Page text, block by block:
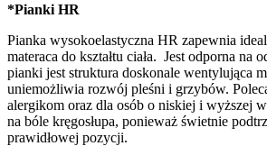
*Pianki HR
Pianka wysokoelastyczna HR zapewnia
materaca do kształtu ciała. Jest odporna na
pianki jest struktura doskonale wentylująca
uniemożliwia rozwój pleśni i grzybów.
alergikom oraz dla osób o niskiej i wyższej
na bóle kręgosłupa, ponieważ świetnie
prawidłowej pozycji.